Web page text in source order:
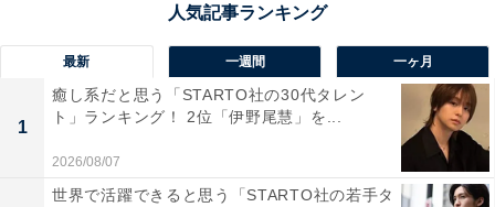
最新 一週間 一ヶ月
1
癒し系だと思う「STARTO社の30代タレン
ト」ランキング！ 2位「伊野尾慧」を...
2026/08/07
世界で活躍できると思う「STARTO社の若手タ